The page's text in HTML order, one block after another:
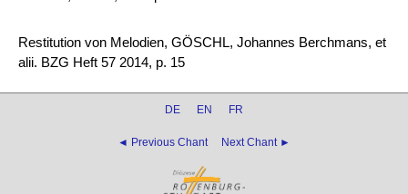
Restitution von Melodien, GÖSCHL, Johannes Berchmans, et
alii. BZG Heft 57 2014, p. 15
DE EN FR
◄ Previous Chant Next Chant ►